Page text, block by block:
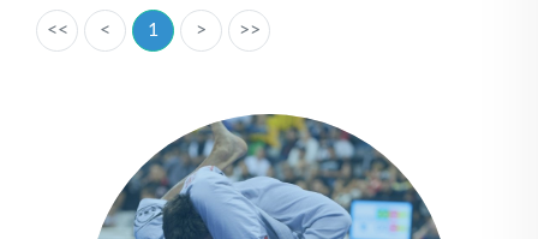
<< < 1 > >>